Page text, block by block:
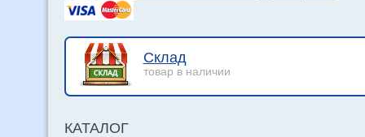
Склад
товар в наличии
КАТАЛОГ